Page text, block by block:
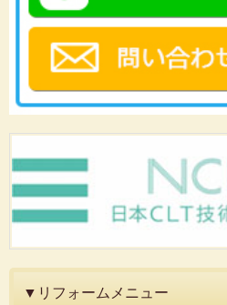
▼リフォームメニュー